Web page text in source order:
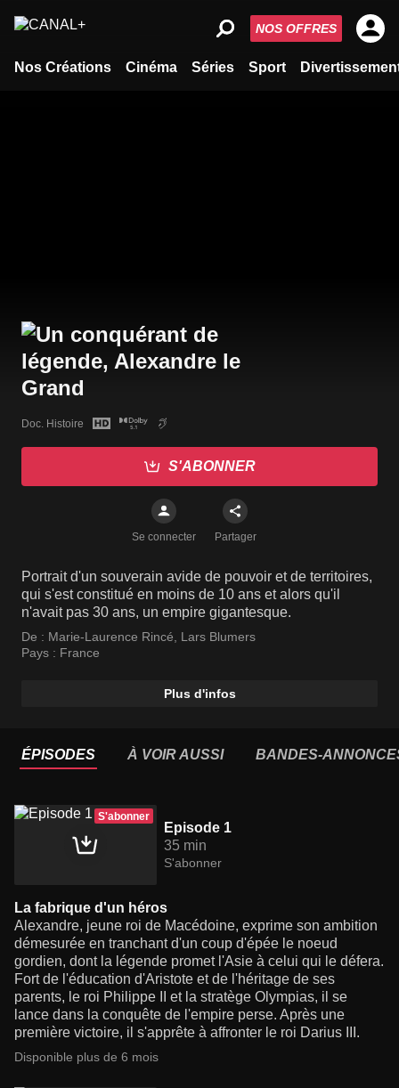
Nos Créations Cinéma Séries Sport
NOS OFFRES
Doc. Histoire
S'ABONNER
Se connecter Partager
Portrait d'un souverain avide de pouvoir et de territoires,
qui s'est constitué en moins de 10 ans et alors qu'il
n'avait pas 30 ans, un empire gigantesque.
De : Marie-Laurence Rincé
Lars Blumers
Pays : France
Plus d'infos
ÉPISODES À VOIR AUSSI BANDES-
S'abonner
Episode 1
35 min
S'abonner
La fabrique d'un héros
Alexandre, jeune roi de Macédoine, exprime son ambition
démesurée en tranchant d'un coup d'épée le noeud
gordien, dont la légende promet l'Asie à celui qui le défera.
Fort de l'éducation d'Aristote et de l'héritage de ses
parents, le roi Philippe II et la stratège Olympias, il se
lance dans la conquête de l'empire perse. Après une
première victoire, il s'apprête à affronter le roi Darius III.
Disponible plus de 6 mois